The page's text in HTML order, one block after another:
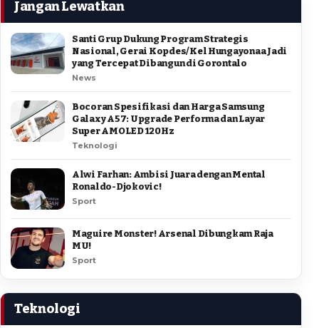
Jangan Lewatkan
Santi Grup Dukung Program Strategis
Nasional, Gerai Kopdes/Kel Hungayonaa Jadi
yang Tercepat Dibangun di Gorontalo
News
Bocoran Spesifikasi dan Harga Samsung
Galaxy A57: Upgrade Performa dan Layar
Super AMOLED 120Hz
Teknologi
Alwi Farhan: Ambisi Juara dengan Mental
Ronaldo-Djokovic!
Sport
Maguire Monster! Arsenal Dibungkam Raja
MU!
Sport
Teknologi